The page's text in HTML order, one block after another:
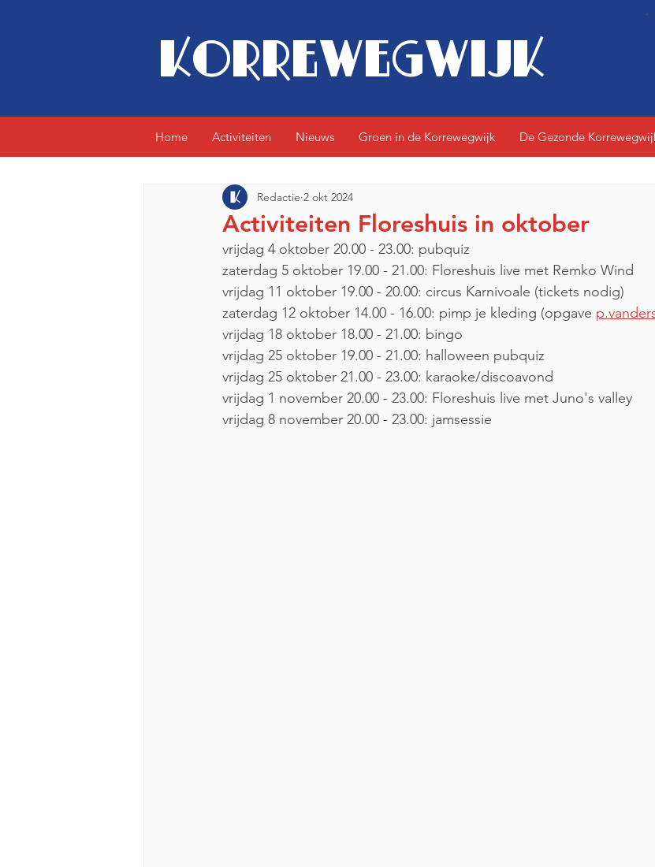
KORREWEGWIJK
Home Activiteiten Nieuws Groen in de Korrewegwijk De Gezonde
Activiteiten Floreshuis in oktober
Redactie 2 okt 2024
vrijdag 4 oktober 20.00 - 23.00: pubquiz
zaterdag 5 oktober 19.00 - 21.00: Floreshuis live met Remko Wind
vrijdag 11 oktober 19.00 - 20.00: circus Karnivoale (tickets nodig)
zaterdag 12 oktober 14.00 - 16.00: pimp je kleding (opgave
vrijdag 18 oktober 18.00 - 21.00: bingo
vrijdag 25 oktober 19.00 - 21.00: halloween pubquiz
vrijdag 25 oktober 21.00 - 23.00: karaoke/discoavond
vrijdag 1 november 20.00 - 23.00: Floreshuis live met Juno's valley
vrijdag 8 november 20.00 - 23.00: jamsessie